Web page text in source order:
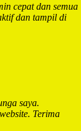
cepat dan semua
dan tampil di
saya.
Terima